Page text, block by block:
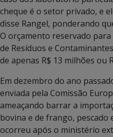
cheque é o setor privado, e
disse Rangel, ponderando
O orçamento reservado
de Resíduos e
de apenas R$ 13 milhões ou
Em dezembro do ano
enviada pela Comissão
ameaçando barrar a
bovina e de frango, pescado
ocorreu após o ministério